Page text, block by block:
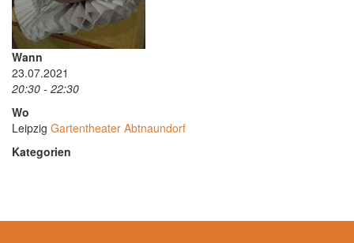
Wann
23.07.2021
20:30 - 22:30
Wo
Leipzig Gartentheater Abtnaundorf
Kategorien